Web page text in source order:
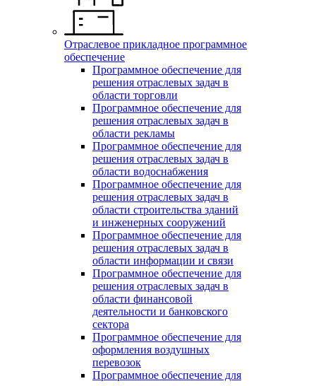
Отраслевое прикладное программное
обеспечение
Программное обеспечение для
решения отраслевых задач в
области торговли
Программное обеспечение для
решения отраслевых задач в
области рекламы
Программное обеспечение для
решения отраслевых задач в
области водоснабжения
Программное обеспечение для
решения отраслевых задач в
области строительства зданий
и инженерных сооружений
Программное обеспечение для
решения отраслевых задач в
области информации и связи
Программное обеспечение для
решения отраслевых задач в
области финансовой
деятельности и банковского
сектора
Программное обеспечение для
оформления воздушных
перевозок
Программное обеспечение для